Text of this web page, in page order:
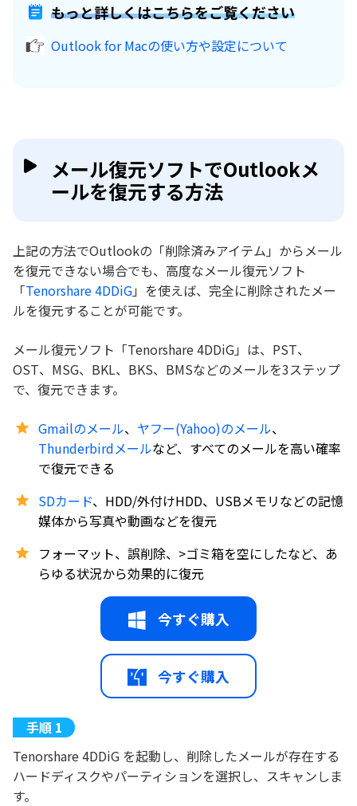
もっと詳しくはこちらをご覧ください
Outlook for Macの使い方や設定について
メール復元ソフトでOutlookメ
ールを復元する方法
上記の方法でOutlookの「削除済みアイテム」からメール
を復元できない場合でも、高度なメール復元ソフト
「Tenorshare 4DDiG」を使えば、完全に削除されたメー
ルを復元することが可能です。
メール復元ソフト「Tenorshare 4DDiG」は、PST、
OST、MSG、BKL、BKS、BMSなどのメールを3ステップ
で、復元できます。
Gmailのメール、 ヤフー(Yahoo)のメール、
Thunderbirdメールなど、すべてのメールを高い確率
で復元できる
SDカード、HDD/外付けHDD、USBメモリなどの記憶
媒体から写真や動画などを復元
フォーマット、誤削除、>ゴミ箱を空にしたなど、あ
らゆる状況から効果的に復元
今すぐ購入
今すぐ購入
Tenorshare 4DDiG を起動し、削除したメールが存在する
ハードディスクやパーティションを選択し、スキャンしま
す。